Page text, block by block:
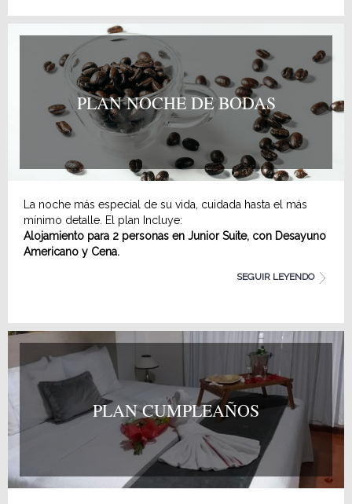
PLAN NOCHE DE BODAS
La noche más especial de su vida, cuidada hasta el más
mínimo detalle. El plan Incluye:
Alojamiento para 2 personas en Junior Suite, con Desayuno
Americano y Cena.
SEGUIR LEYENDO
PLAN CUMPLEAÑOS